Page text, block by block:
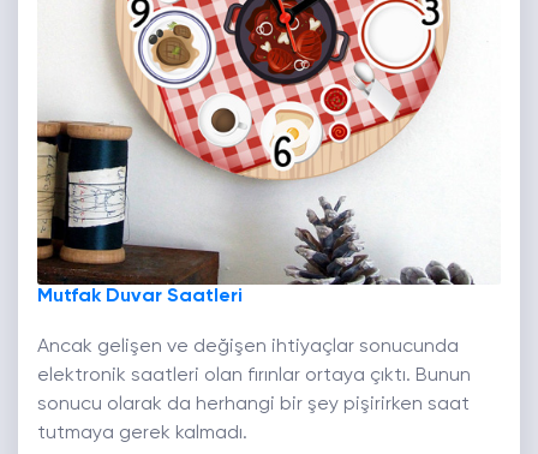
Mutfak Duvar Saatleri
Ancak gelişen ve değişen ihtiyaçlar sonucunda
elektronik saatleri olan fırınlar ortaya çıktı. Bunun
sonucu olarak da herhangi bir şey pişirirken saat
tutmaya gerek kalmadı.